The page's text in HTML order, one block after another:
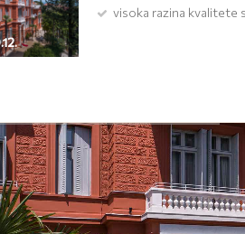
visoka razina kvalitete